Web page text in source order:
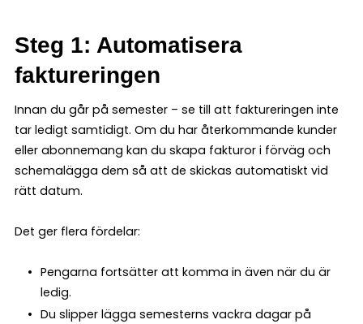
Steg 1: Automatisera
faktureringen
Innan du går på semester – se till att faktureringen inte
tar ledigt samtidigt. Om du har återkommande kunder
eller abonnemang kan du skapa fakturor i förväg och
schemalägga dem så att de skickas automatiskt vid
rätt datum.
Det ger flera fördelar:
Pengarna fortsätter att komma in även när du är
ledig.
Du slipper lägga semesterns vackra dagar på